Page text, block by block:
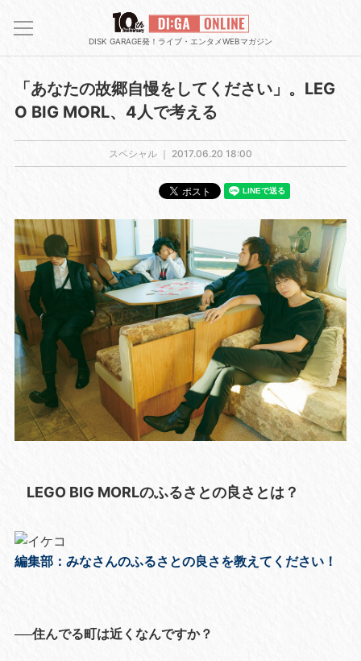
DISK GARAGE発！ライブ・エンタメWEBマガジン
「あなたの故郷自慢をしてください」。LEG
O BIG MORL、4人で考える
スペシャル ｜ 2017.06.20 18:00
LEGO BIG MORLのふるさとの良さとは？
編集部：みなさんのふるさとの良さを教えてください！
──住んでる町は近くなんですか？